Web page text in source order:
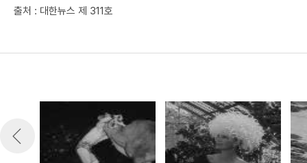
출처 : 대한뉴스 제 311호